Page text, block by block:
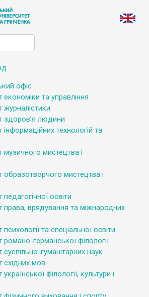
офіс
економіки та управління
журналістики
здоров’я людини
інформаційних технологій та
музичного мистецтва і
образотворчого мистецтва і
освіти
права, врядування та міжнародних
та спеціальної освіти
романо-германської філології
суспільно-гуманітарних наук
східних мов
філології, культури і